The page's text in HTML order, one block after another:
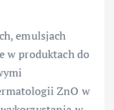
emulsjach
w produktach do
ZnO w